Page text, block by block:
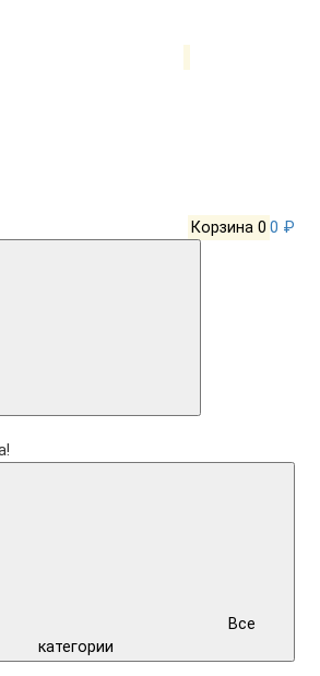
Корзина 0 0 ₽
Все
категории